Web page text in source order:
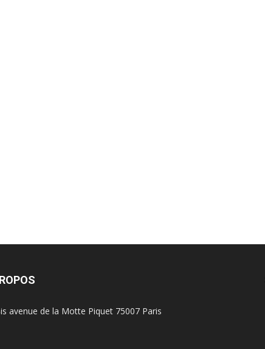
avenue de la Motte Piquet 75007 Paris